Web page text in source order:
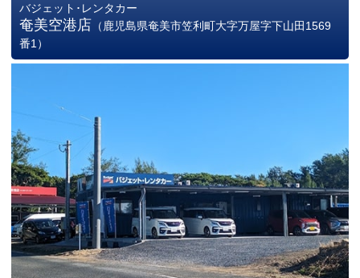
バジェット･レンタカー
奄美空港店 （鹿児島県奄美市笠利町大字万屋字下山田1569
番1）